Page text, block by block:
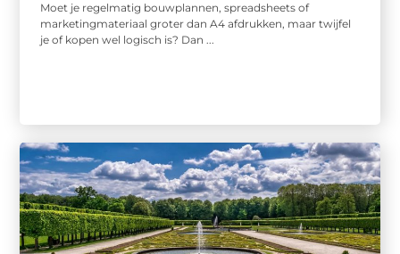
Moet je regelmatig bouwplannen, spreadsheets of
marketingmateriaal groter dan A4 afdrukken, maar twijfel
je of kopen wel logisch is? Dan ...